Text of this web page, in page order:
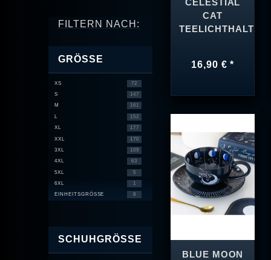
FILTERN NACH:
GRÖSSE
XS 72
S 147
M 161
L 152
XL 177
XXL 170
3XL 109
4XL 63
5XL 5
6XL 1
EINHEITSGRÖSSE 8
SCHUHGRÖSSE
CELESTIAL
CAT
TEELICHTHALTER
16,90 € *
BLUE MOON